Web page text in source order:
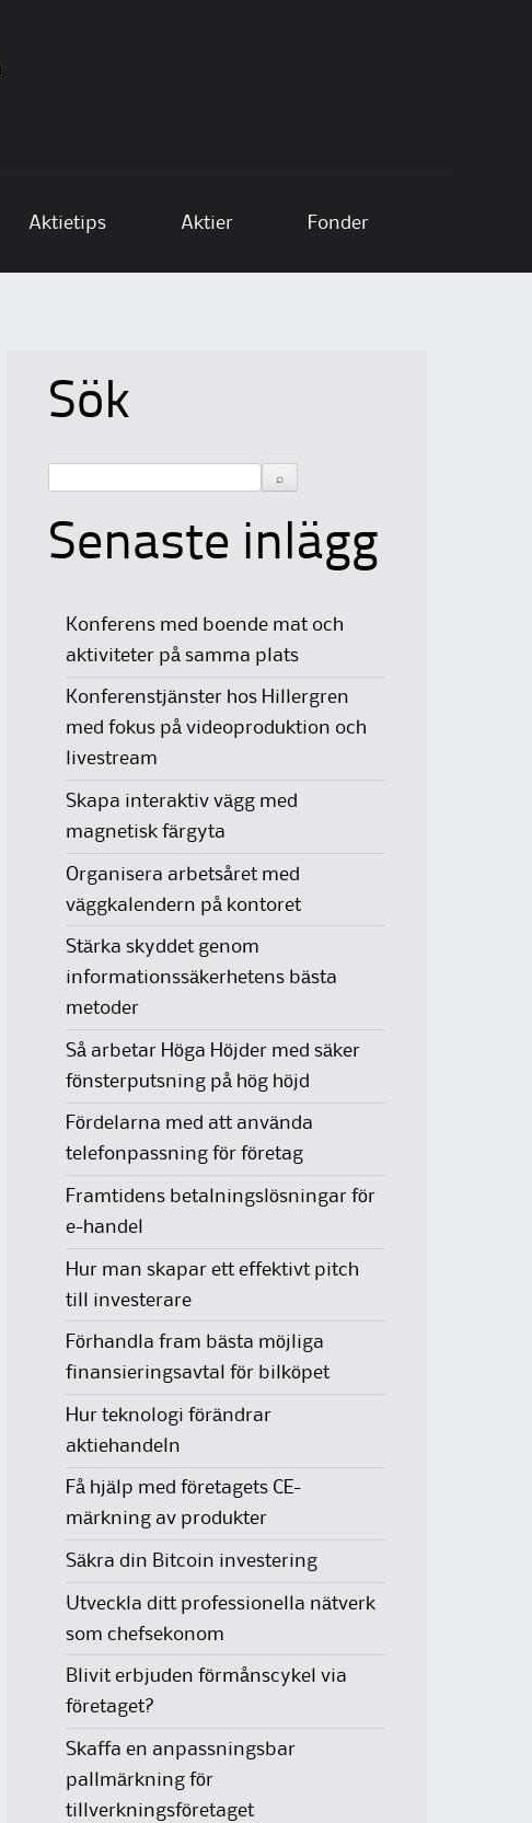
Aktietips Aktier Fonder
Sök
Senaste inlägg
Konferens med boende mat och
aktiviteter på samma plats
Konferenstjänster hos Hillergren
med fokus på videoproduktion och
livestream
Skapa interaktiv vägg med
magnetisk färgyta
Organisera arbetsåret med
väggkalendern på kontoret
Stärka skyddet genom
informationssäkerhetens bästa
metoder
Så arbetar Höga Höjder med säker
fönsterputsning på hög höjd
Fördelarna med att använda
telefonpassning för företag
Framtidens betalningslösningar för
e-handel
Hur man skapar ett effektivt pitch
till investerare
Förhandla fram bästa möjliga
finansieringsavtal för bilköpet
Hur teknologi förändrar
aktiehandeln
Få hjälp med företagets CE-
märkning av produkter
Säkra din Bitcoin investering
Utveckla ditt professionella nätverk
som chefsekonom
Blivit erbjuden förmånscykel via
företaget?
Skaffa en anpassningsbar
pallmärkning för
tillverkningsföretaget